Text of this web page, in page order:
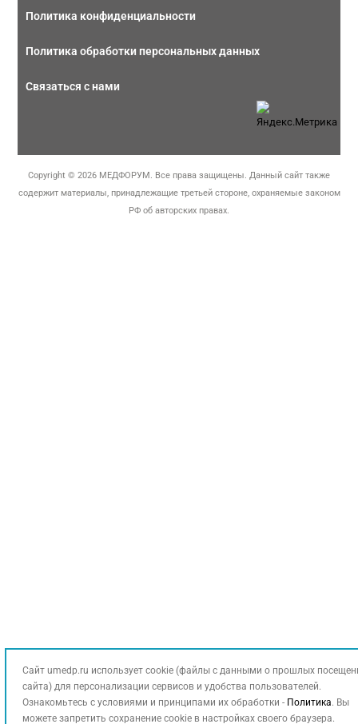
Политика конфиденциальности
Политика обработки персональных данных
Связаться с нами
Copyright © 2026 МЕДФОРУМ. Все права защищены. Данный сайт также
содержит материалы, принадлежащие третьей стороне, охраняемые законом
РФ об авторских правах.
Сайт umedp.ru использует cookie (файлы с данными о прошлых
сайта) для персонализации сервисов и удобства пользователей.
Ознакомьтесь с условиями и принципами их обработки - Политика. Вы
можете запретить сохранение cookie в настройках своего браузера.